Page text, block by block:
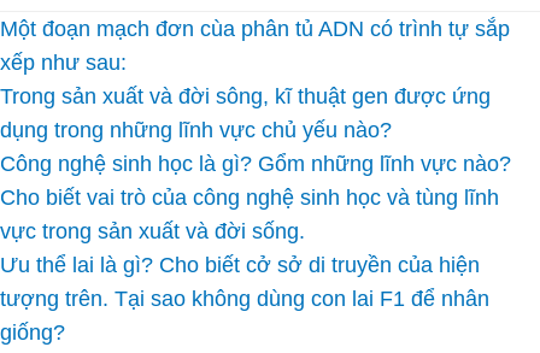
Một đoạn mạch đơn cùa phân tủ ADN có trình tự sắp
xếp như sau:
Trong sản xuất và đời sông, kĩ thuật gen được ứng
dụng trong những lĩnh vực chủ yếu nào?
Công nghệ sinh học là gì? Gổm những lĩnh vực nào?
Cho biết vai trò của công nghệ sinh học và tùng lĩnh
vực trong sản xuất và đời sống.
Ưu thể lai là gì? Cho biết cở sở di truyền của hiện
tượng trên. Tại sao không dùng con lai F1 để nhân
giống?